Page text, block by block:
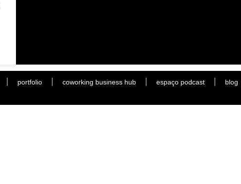
portfolio coworking business hub espaço podcast blog